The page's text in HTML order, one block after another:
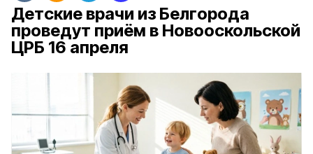
Детские врачи из Белгорода
проведут приём в Новооскольской
ЦРБ 16 апреля